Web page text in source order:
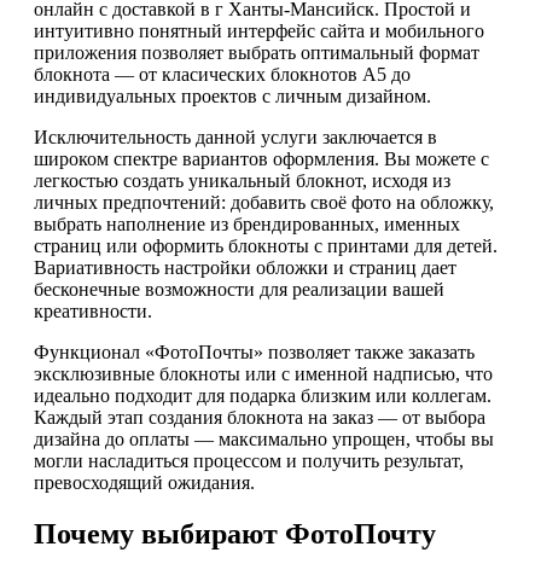
онлайн с доставкой в г Ханты-Мансийск. Простой и
интуитивно понятный интерфейс сайта и мобильного
приложения позволяет выбрать оптимальный формат
блокнота — от класических блокнотов А5 до
индивидуальных проектов с личным дизайном.
Исключительность данной услуги заключается в
широком спектре вариантов оформления. Вы можете с
легкостью создать уникальный блокнот, исходя из
личных предпочтений: добавить своё фото на обложку,
выбрать наполнение из брендированных, именных
страниц или оформить блокноты с принтами для детей.
Вариативность настройки обложки и страниц дает
бесконечные возможности для реализации вашей
креативности.
Функционал «ФотоПочты» позволяет также заказать
эксклюзивные блокноты или с именной надписью, что
идеально подходит для подарка близким или коллегам.
Каждый этап создания блокнота на заказ — от выбора
дизайна до оплаты — максимально упрощен, чтобы вы
могли насладиться процессом и получить результат,
превосходящий ожидания.
Почему выбирают ФотоПочту